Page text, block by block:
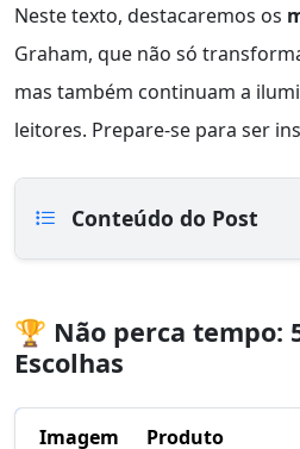
Neste texto, destacaremos os
Graham, que não só
mas também continuam a
leitores. Prepare-se para ser
Conteúdo do Post
🏆 Não perca tempo:
Escolhas
Imagem Produto